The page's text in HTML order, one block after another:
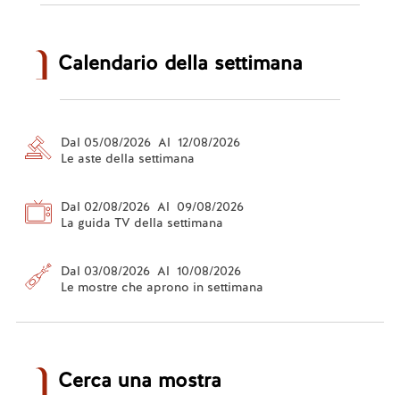
Calendario della settimana
Dal 05/08/2026 Al 12/08/2026
Le aste della settimana
Dal 02/08/2026 Al 09/08/2026
La guida TV della settimana
Dal 03/08/2026 Al 10/08/2026
Le mostre che aprono in settimana
Cerca una mostra